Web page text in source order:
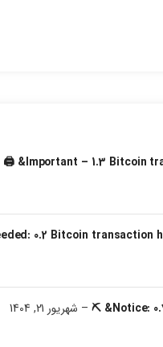
– شهریور 21, 1404